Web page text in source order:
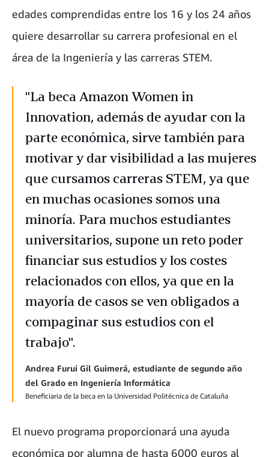
edades comprendidas entre los 16 y los 24 años
quiere desarrollar su carrera profesional en el
área de la Ingeniería y las carreras STEM.
"La beca Amazon Women in
Innovation, además de ayudar con la
parte económica, sirve también para
motivar y dar visibilidad a las mujeres
que cursamos carreras STEM, ya que
en muchas ocasiones somos una
minoría. Para muchos estudiantes
universitarios, supone un reto poder
financiar sus estudios y los costes
relacionados con ellos, ya que en la
mayoría de casos se ven obligados a
compaginar sus estudios con el
trabajo".
Andrea Furui Gil Guimerá, estudiante de segundo año
del Grado en Ingeniería Informática
Beneficiaria de la beca en la Universidad Politécnica de Cataluña
El nuevo programa proporcionará una ayuda
económica por alumna de hasta 6000 euros al